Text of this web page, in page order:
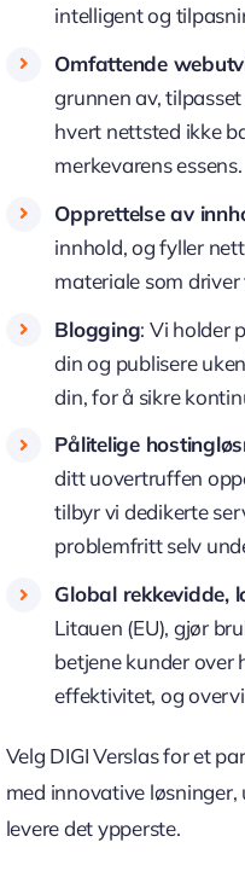
intelligent og
Omfattende
grunnen av,
hvert nettsted ikke
merkevarens essens.
Opprettelse av
innhold, og fyller
materiale som
Blogging: Vi holder
din og publisere
din, for å sikre
Pålitelige
ditt uovertruffen
tilbyr vi dedikerte
problemfritt selv
Global rekkevidde,
Litauen (EU), gjør
betjene kunder over
effektivitet, og
Velg DIGI Verslas for et
med innovative
levere det ypperste.